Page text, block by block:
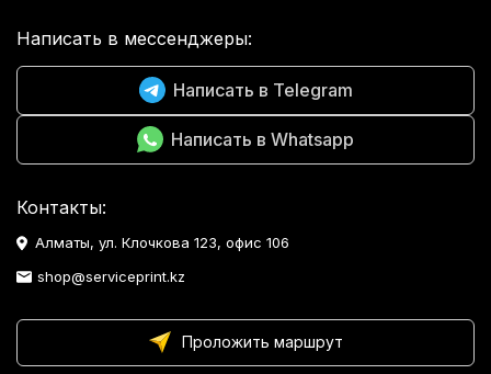
Написать в мессенджеры:
Написать в Telegram
Написать в Whatsapp
Контакты:
Алматы, ул. Клочкова 123, офис 106
shop@serviceprint.kz
Проложить маршрут